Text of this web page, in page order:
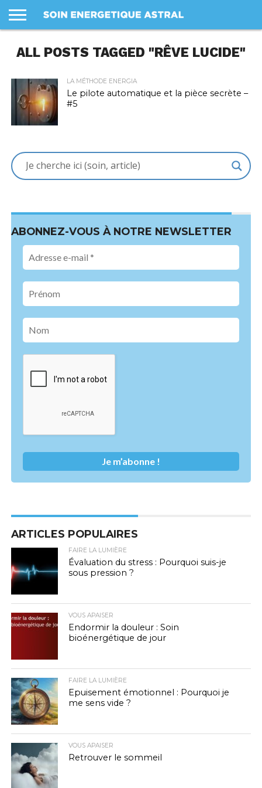
SOINS
PANIER
MON
COMPTE
PROFIL
CONDITIONS
GÉNÉRALES
ALL POSTS TAGGED "RÊVE LUCIDE"
LA MÉTHODE ENERGIA
Le pilote automatique et la pièce secrète –
#5
ABONNEZ-VOUS À NOTRE NEWSLETTER
ARTICLES POPULAIRES
FAIRE LA LUMIÈRE
Évaluation du stress : Pourquoi suis-je
sous pression ?
VOUS APAISER
Endormir la douleur : Soin
bioénergétique de jour
FAIRE LA LUMIÈRE
Epuisement émotionnel : Pourquoi je
me sens vide ?
VOUS APAISER
Retrouver le sommeil